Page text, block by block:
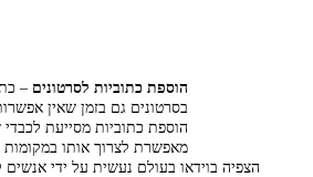
הוספת כתוביות לסרטונים –
בסרטונים גם בזמן שאין
הוספת כתוביות מסייעת
מאפשרת לצרוך אותו במקומות
הצפיה בוידאו בעולם נעשית על ידי